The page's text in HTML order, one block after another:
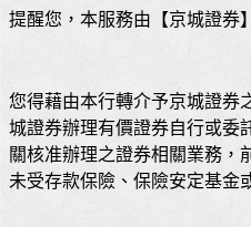
提醒您，本服務由【京城證券
您得藉由本行轉介予京城證券
城證券辦理有價證券自行或委
關核准辦理之證券相關業務，
未受存款保險、保險安定基金